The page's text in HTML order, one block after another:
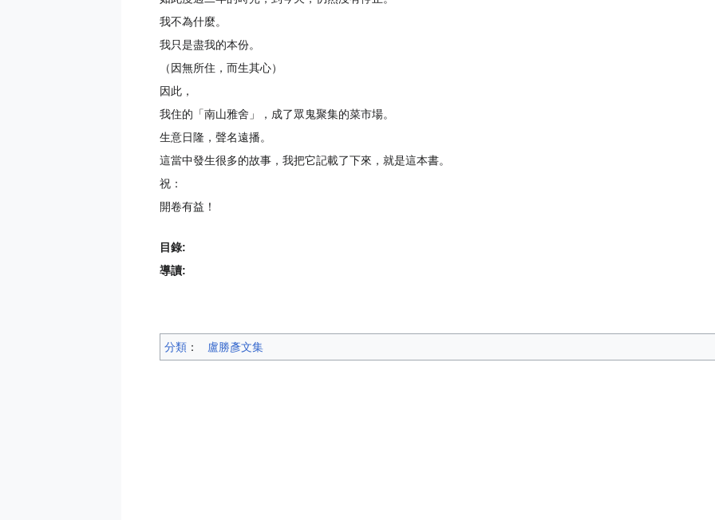
我不為什麼。
我只是盡我的本份。
（因無所住，而生其心）
因此，
我住的「南山雅舍」，成了眾鬼聚集的菜市場。
生意日隆，聲名遠播。
這當中發生很多的故事，我把它記載了下來，就是這本書。
祝：
開卷有益！
目錄:
導讀:
分類 ：​ 盧勝彥文集